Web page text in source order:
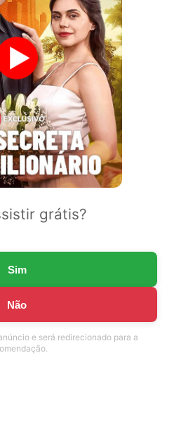
grátis?
Sim
Não
e será redirecionado para a